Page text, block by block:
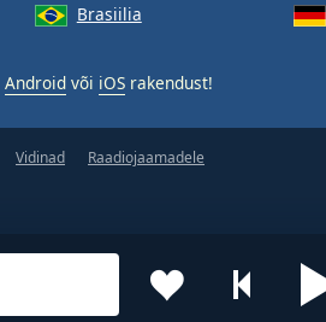
Brasiilia
Android või iOS rakendust!
Vidinad Raadiojaamadele